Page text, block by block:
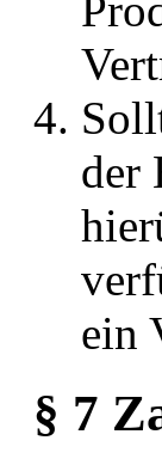
der
ein
§ 7